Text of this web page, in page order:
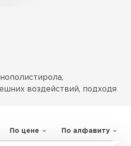
воздействий, подходя
По цене По алфавиту